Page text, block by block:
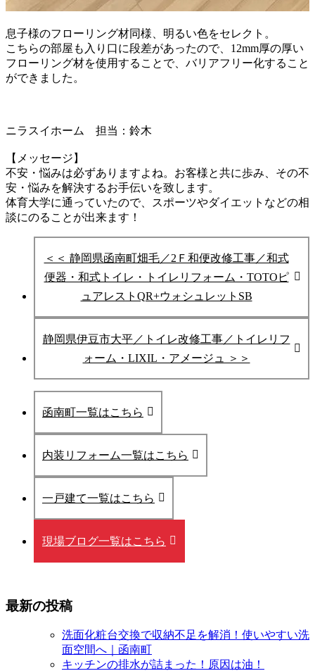
息子様のフローリング材同様、明るい色をセレクト。
こちらの部屋も入り口に段差があったので、12mm厚の厚い
フローリング材を使用することで、バリアフリー化すること
ができました。
ニラスイホーム 担当：鈴木
【メッセージ】
不安・悩みは必ずありますよね。お客様と共に歩み、その不
安・悩みを解決するお手伝いを致します。
体育大学に通っていたので、スポーツやダイエットなどの相
談にのることが出来ます！
＜＜ 静岡県函南町畑毛／2Ｆ和便改修工事／和式
便器・和式トイレ・トイレリフォーム・TOTOピ
ュアレストQR+ウォシュレットSB
静岡県伊豆市大平／トイレ改修工事／トイレリフ
ォーム・LIXIL・アメージュ ＞＞
函南町一覧はこちら
内装リフォーム一覧はこちら
一戸建て一覧はこちら
現場ブログ一覧はこちら
最新の投稿
洗面化粧台交換で収納不足を解消！使いやすい洗
面空間へ｜函南町
キッチンの排水が詰まった！原因は油！